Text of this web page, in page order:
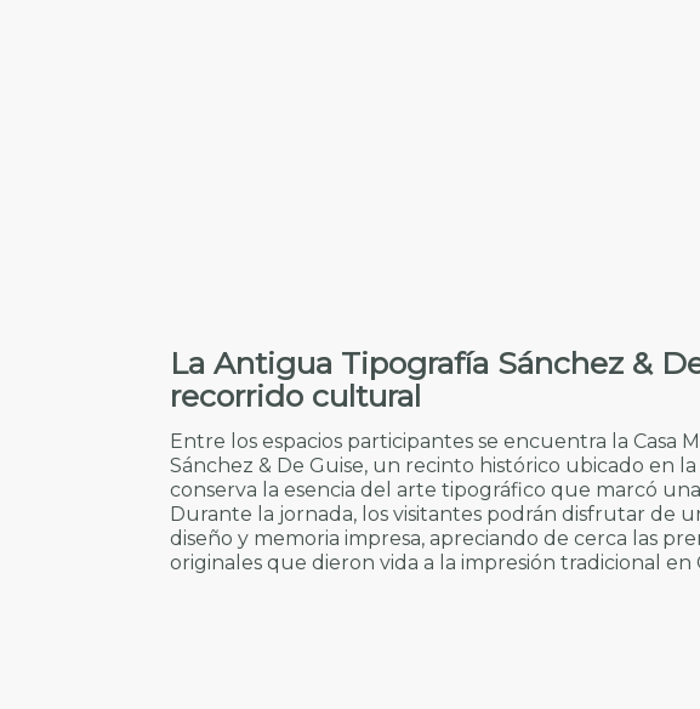
La Antigua Tipografía Sánchez &
recorrido cultural
Entre los espacios participantes se encuentra la Casa
Sánchez & De Guise, un recinto histórico ubicado en la
conserva la esencia del arte tipográfico que marcó
Durante la jornada, los visitantes podrán disfrutar de
diseño y memoria impresa, apreciando de cerca las
originales que dieron vida a la impresión tradicional en